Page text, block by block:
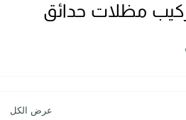
بالرياض
مظلات حدائق